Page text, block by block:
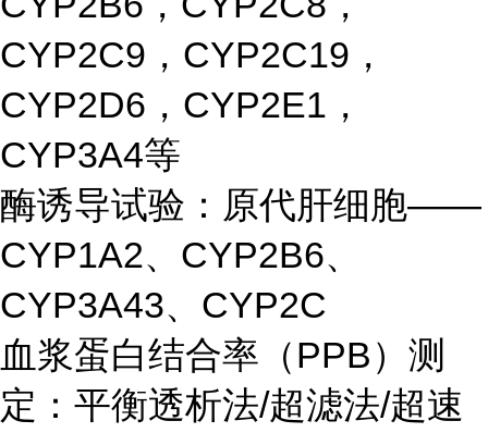
CYP2C9，CYP2C19，
CYP2D6，CYP2E1，
CYP3A4等
酶诱导试验：原代肝细胞——
CYP1A2、CYP2B6、
CYP3A43、CYP2C
血浆蛋白结合率（PPB）测
定：平衡透析法/超滤法/超速